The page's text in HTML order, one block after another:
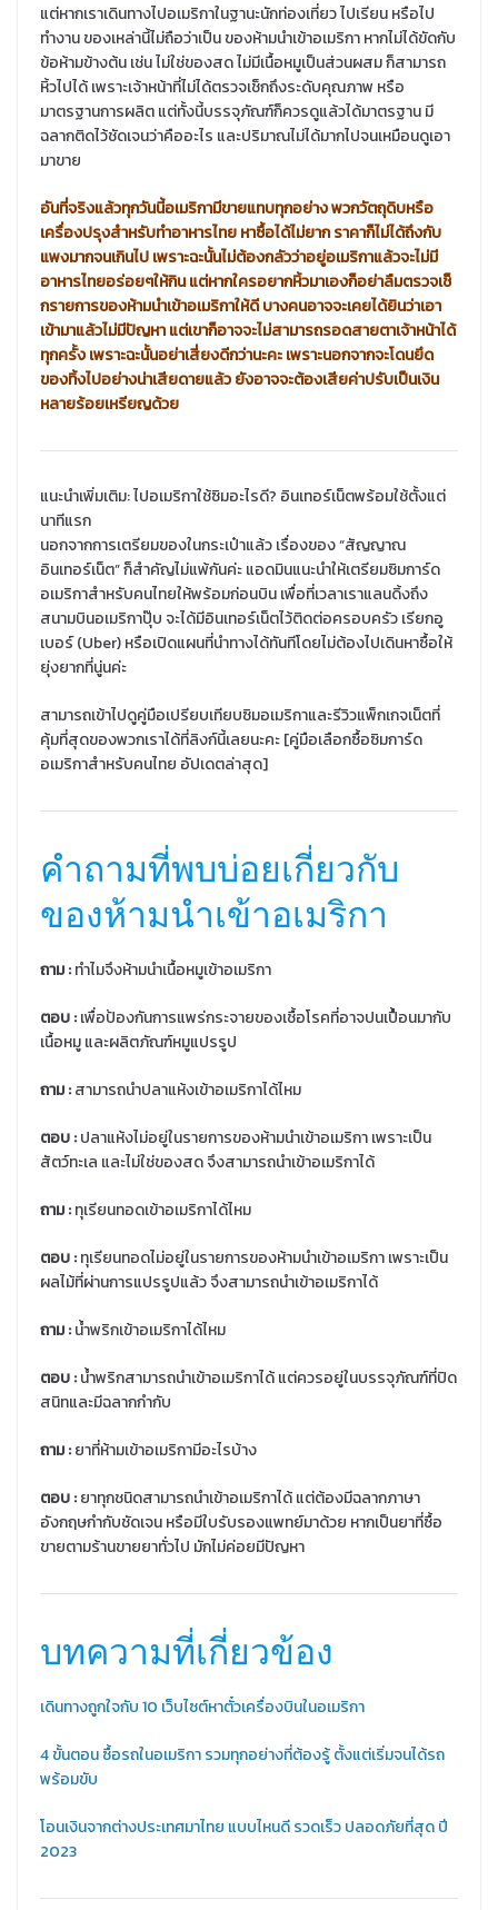
แต่หากเราเดินทางไปอเมริกาในฐานะนักท่องเที่ยว ไปเรียน หรือไป
ทำงาน ของเหล่านี้ไม่ถือว่าเป็น ของห้ามนำเข้าอเมริกา หากไม่ได้ขัดกับ
ข้อห้ามข้างต้น เช่น ไม่ใช่ของสด ไม่มีเนื้อหมูเป็นส่วนผสม ก็สามารถ
หิ้วไปได้ เพราะเจ้าหน้าที่ไม่ได้ตรวจเช็กถึงระดับคุณภาพ หรือ
มาตรฐานการผลิต แต่ทั้งนี้บรรจุภัณฑ์ก็ควรดูแล้วได้มาตรฐาน มี
ฉลากติดไว้ชัดเจนว่าคืออะไร และปริมาณไม่ได้มากไปจนเหมือนดูเอา
มาขาย
อันที่จริงแล้วทุกวันนี้อเมริกามีขายแทบทุกอย่าง พวกวัตถุดิบหรือ
เครื่องปรุงสำหรับทำอาหารไทย หาซื้อได้ไม่ยาก ราคาก็ไม่ได้ถึงกับ
แพงมากจนเกินไป เพราะฉะนั้นไม่ต้องกลัวว่าอยู่อเมริกาแล้วจะไม่มี
อาหารไทยอร่อยๆให้กิน แต่หากใครอยากหิ้วมาเองก็อย่าลืมตรวจเช็
กรายการของห้ามนำเข้าอเมริกาให้ดี บางคนอาจจะเคยได้ยินว่าเอา
เข้ามาแล้วไม่มีปัญหา แต่เขาก็อาจจะไม่สามารถรอดสายตาเจ้าหน้าได้
ทุกครั้ง เพราะฉะนั้นอย่าเสี่ยงดีกว่านะคะ เพราะนอกจากจะโดนยึด
ของทิ้งไปอย่างน่าเสียดายแล้ว ยังอาจจะต้องเสียค่าปรับเป็นเงิน
หลายร้อยเหรียญด้วย
แนะนำเพิ่มเติม: ไปอเมริกาใช้ซิมอะไรดี? อินเทอร์เน็ตพร้อมใช้ตั้งแต่
นาทีแรก
นอกจากการเตรียมของในกระเป๋าแล้ว เรื่องของ “สัญญาณ
อินเทอร์เน็ต” ก็สำคัญไม่แพ้กันค่ะ แอดมินแนะนำให้เตรียมซิมการ์ด
อเมริกาสำหรับคนไทยให้พร้อมก่อนบิน เพื่อที่เวลาเราแลนดิ้งถึง
สนามบินอเมริกาปุ๊บ จะได้มีอินเทอร์เน็ตไว้ติดต่อครอบครัว เรียกอู
เบอร์ (Uber) หรือเปิดแผนที่นำทางได้ทันทีโดยไม่ต้องไปเดินหาซื้อให้
ยุ่งยากที่นู่นค่ะ
สามารถเข้าไปดูคู่มือเปรียบเทียบซิมอเมริกาและรีวิวแพ็กเกจเน็ตที่
คุ้มที่สุดของพวกเราได้ที่ลิงก์นี้เลยนะคะ [คู่มือเลือกซื้อซิมการ์ด
อเมริกาสำหรับคนไทย อัปเดตล่าสุด]
คำถามที่พบบ่อยเกี่ยวกับ
ของห้ามนำเข้าอเมริกา
ถาม:ทำไมจึงห้ามนำเนื้อหมูเข้าอเมริกา
ตอบ:เพื่อป้องกันการแพร่กระจายของเชื้อโรคที่อาจปนเปื้อนมากับ
เนื้อหมู และผลิตภัณฑ์หมูแปรรูป
ถาม:สามารถนำปลาแห้งเข้าอเมริกาได้ไหม
ตอบ :ปลาแห้งไม่อยู่ในรายการของห้ามนำเข้าอเมริกา เพราะเป็น
สัตว์ทะเล และไม่ใช่ของสด จึงสามารถนำเข้าอเมริกาได้
ถาม:ทุเรียนทอดเข้าอเมริกาได้ไหม
ตอบ:ทุเรียนทอดไม่อยู่ในรายการของห้ามนำเข้าอเมริกา เพราะเป็น
ผลไม้ที่ผ่านการแปรรูปแล้ว จึงสามารถนำเข้าอเมริกาได้
ถาม:น้ำพริกเข้าอเมริกาได้ไหม
ตอบ:น้ำพริกสามารถนำเข้าอเมริกาได้ แต่ควรอยู่ในบรรจุภัณฑ์ที่ปิด
สนิทและมีฉลากกำกับ
ถาม:ยาที่ห้ามเข้าอเมริกามีอะไรบ้าง
ตอบ :ยาทุกชนิดสามารถนำเข้าอเมริกาได้ แต่ต้องมีฉลากภาษา
อังกฤษกำกับชัดเจน หรือมีใบรับรองแพทย์มาด้วย หากเป็นยาที่ซื้อ
ขายตามร้านขายยาทั่วไป มักไม่ค่อยมีปัญหา
บทความที่เกี่ยวข้อง
เดินทางถูกใจกับ 10 เว็บไซต์หาตั๋วเครื่องบินในอเมริกา
4 ขั้นตอน ซื้อรถในอเมริกา รวมทุกอย่างที่ต้องรู้ ตั้งแต่เริ่มจนได้รถ
พร้อมขับ
โอนเงินจากต่างประเทศมาไทย แบบไหนดี รวดเร็ว ปลอดภัยที่สุด ปี
2023